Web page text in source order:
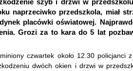
szyb i drzwi w
naprzeciwko przedszkola, miał
placówki oświatowej.
Grozi za to kara do 5 lat
czwartek około 12.30 policjanci
dwóch okien i drzwi w